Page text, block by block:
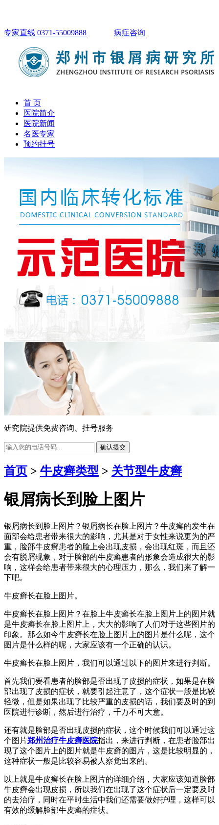
专家直线 0371-55009888 病症咨询
首 页
医院简介
医院新闻
名医专家
预约挂号
研究院提供免费咨询、挂号服务
确认提交
首页 > 牛皮癣类型 > 关节型牛皮癣
银屑病长到脸上图片
银屑病长到脸上图片？银屑病长在脸上图片？牛皮癣的发生在
面部会给患者带来很大的影响，尤其是对于女性来说更为的严
重，脸部牛皮癣患者的脸上会出现皮损，会出现红斑，而且还
会有脱屑现象，对于脸部的牛皮癣患者的形象会造成很大的影
响，这样会给患者带来很大的心理压力，那么，我们来了解一
下吧。
牛皮癣长在脸上图片。
牛皮癣长在脸上图片？在脸上牛皮癣长在脸上图片上的图片就
是牛皮癣长在脸上图片上，大大的影响了人们对于这些图片的
印象。那么如今牛皮癣长在脸上图片上的图片是什么呢，这个
图片是什么样的呢，大家应该有一个正确的认识。
牛皮癣长在脸上图片，我们可以通过以下的图片来进行判断。
首先我们要看患者的脸部是否出现了皮损的症状，如果是在脸
部出现了皮损的症状，就要引起注意了，这个症状一般是比较
轻微，但是如果出现了比较严重的皮损的话，我们要及时的到
医院进行诊断，然后进行治疗，千万不可大意。
还有就是脸部是否出现皮损的症状，这个时候我们可以通过这
个图片郑州治疗牛皮癣医院指出，来进行判断，在患者脸部出
现了这个图片上的图片就是牛皮癣的图片，这是比较明显的，
这种症状一般是比较容易被人察觉出来的。
以上就是牛皮癣长在脸上图片的详细介绍，大家应该知道脸部
牛皮癣会出现皮损，所以我们在出现了这个症状后一定要及时
的去治疗，同时在平时生活中我们还需要做好护理，这样可以
有效的缓解脸部牛皮癣的症状。